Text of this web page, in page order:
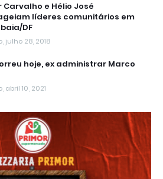
Carvalho e Hélio José
líderes comunitários em
DF
julho 28, 2018
hoje, ex administrar Marco
abril 10, 2021